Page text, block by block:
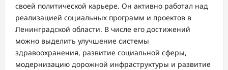
своей политической карьере. Он активно работал над
реализацией социальных программ и проектов в
Ленинградской области. В числе его достижений
можно выделить улучшение системы
здравоохранения, развитие социальной сферы,
модернизацию дорожной инфраструктуры и развитие